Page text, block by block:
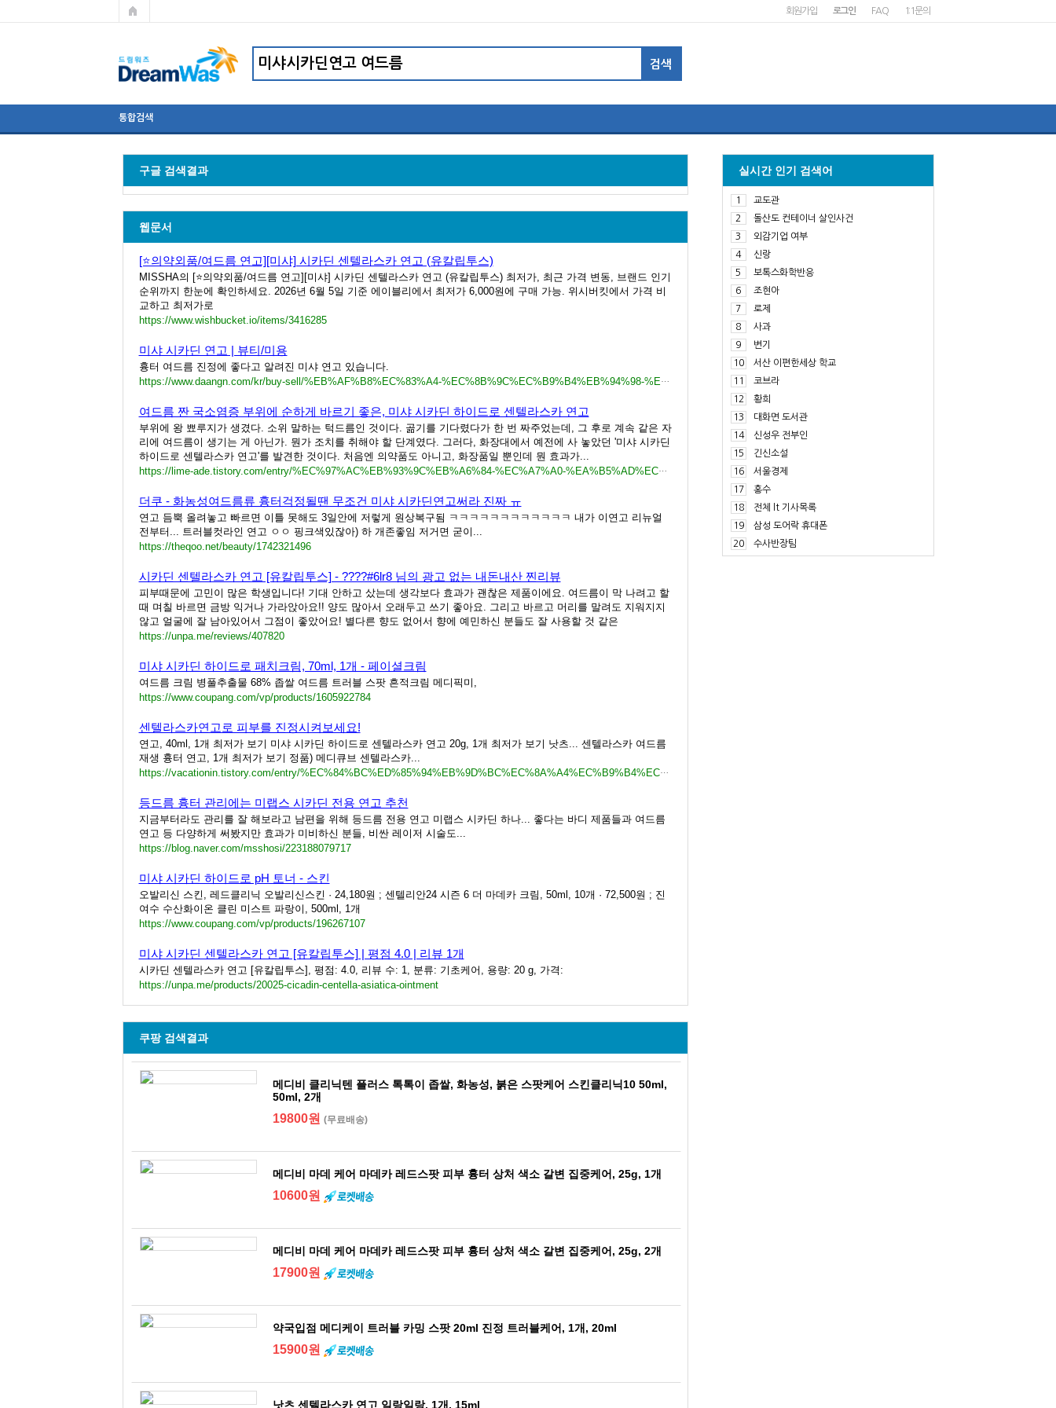
회원가입 로그인 FAQ 1:1문의
통합검색
실시간 인기 검색어
1
교도관
2
돌산도 컨테이너 살인사건
3
외감기업 여부
4
신랑
5
보톡스화학반응
6
조현아
7
로제
8
사과
9
변기
10
서산 이편한세상 학교
11
코브라
12
황희
13
대화면 도서관
14
신성우 전부인
15
긴신소설
16
서울경제
17
홍수
18
전체 lt 기사목록
19
삼성 도어락 휴대폰
20
수사반장팀
구글 검색결과
웹문서
[⭐의약외품/여드름 연고][미샤] 시카딘 센텔라스카 연고 (유칼립투스)
MISSHA의 [⭐의약외품/여드름 연고][미샤] 시카딘 센텔라스카 연고 (유칼립투스) 최저가, 최근 가격 변동, 브랜드 인기
순위까지 한눈에 확인하세요. 2026년 6월 5일 기준 에이블리에서 최저가 6,000원에 구매 가능. 위시버킷에서 가격 비
교하고 최저가로
https://www.wishbucket.io/items/3416285
미샤 시카딘 연고 | 뷰티/미용
흉터 여드름 진정에 좋다고 알려진 미샤 연고 있습니다.
https://www.daangn.com/kr/buy-sell/%EB%AF%B8%EC%83%A4-%EC%8B%9C%EC%B9%B4%EB%94%98-%EC%97%B0%EA%B3%A0-y5bpio1c43zc/
여드름 짠 국소염증 부위에 순하게 바르기 좋은, 미샤 시카딘 하이드로 센텔라스카 연고
부위에 왕 뾰루지가 생겼다. 소위 말하는 턱드름인 것이다. 곪기를 기다렸다가 한 번 짜주었는데, 그 후로 계속 같은 자
리에 여드름이 생기는 게 아닌가. 뭔가 조치를 취해야 할 단계였다. 그러다, 화장대에서 예전에 사 놓았던 '미샤 시카딘
하이드로 센텔라스카 연고'를 발견한 것이다. 처음엔 의약품도 아니고, 화장품일 뿐인데 뭔 효과가...
https://lime-ade.tistory.com/entry/%EC%97%AC%EB%93%9C%EB%A6%84-%EC%A7%A0-%EA%B5%AD%EC%86%8C%EC%97%BC%EC%A6%9D-%EB%B6%80%EC%9C%84%EC%97%90-%EC%88%9C%ED%95%98%EA%B2%8C-%EB%B0%94%EB%A5%B4%EA%B8%B0-%EC%A2%8B%EC%9D%80-%EB%AF%B8%EC%83%A4-%EC%8B%9C%EC%B9%B4%EB%94%98-%ED%95%98%EC%9D%B4%EB%93%9C%EB%A1%9C-%EC%84%BC%ED%85%94%EB%9D%BC%EC%8A%A4%EC%B9%B4-%EC%97%B0%EA%B3%A0
더쿠 - 화농성여드름류 흉터걱정될땐 무조건 미샤 시카딘연고써라 진짜 ㅠ
연고 듬뿍 올려놓고 빠르면 이틀 못해도 3일안에 저렇게 원상복구됨 ㅋㅋㅋㅋㅋㅋㅋㅋㅋㅋㅋㅋ 내가 이연고 리뉴얼
전부터... 트러블컷라인 연고 ㅇㅇ 핑크색있잖아) 하 개존좋임 저거면 굳이...
https://theqoo.net/beauty/1742321496
시카딘 센텔라스카 연고 [유칼립투스] - ????#6lr8 님의 광고 없는 내돈내산 찐리뷰
피부때문에 고민이 많은 학생입니다! 기대 안하고 샀는데 생각보다 효과가 괜찮은 제품이에요. 여드름이 막 나려고 할
때 며칠 바르면 금방 익거나 가라앉아요!! 양도 많아서 오래두고 쓰기 좋아요. 그리고 바르고 머리를 말려도 지워지지
않고 얼굴에 잘 남아있어서 그점이 좋았어요! 별다른 향도 없어서 향에 예민하신 분들도 잘 사용할 것 같은
https://unpa.me/reviews/407820
미샤 시카딘 하이드로 패치크림, 70ml, 1개 - 페이셜크림
여드름 크림 병풀추출물 68% 좁쌀 여드름 트러블 스팟 흔적크림 메디픽미,
https://www.coupang.com/vp/products/1605922784
센텔라스카연고로 피부를 진정시켜보세요!
연고, 40ml, 1개 최저가 보기 미샤 시카딘 하이드로 센텔라스카 연고 20g, 1개 최저가 보기 낫츠... 센텔라스카 여드름
재생 흉터 연고, 1개 최저가 보기 정품) 메디큐브 센텔라스카...
https://vacationin.tistory.com/entry/%EC%84%BC%ED%85%94%EB%9D%BC%EC%8A%A4%EC%B9%B4%EC%97%B0%EA%B3%A0%EB%A1%9C-%ED%94%BC%EB%B6%80%EB%A5%BC-%EC%A7%84%EC%A0%95%EC%8B%9C%EC%BC%9C%EB%B3%B4%EC%84%B8%EC%9A%94
등드름 흉터 관리에는 미랩스 시카딘 전용 연고 추천
지금부터라도 관리를 잘 해보라고 남편을 위해 등드름 전용 연고 미랩스 시카딘 하나... 좋다는 바디 제품들과 여드름
연고 등 다양하게 써봤지만 효과가 미비하신 분들, 비싼 레이저 시술도...
https://blog.naver.com/msshosi/223188079717
미샤 시카딘 하이드로 pH 토너 - 스킨
오발리신 스킨, 레드클리닉 오발리신스킨 · 24,180원 ; 센텔리안24 시즌 6 더 마데카 크림, 50ml, 10개 · 72,500원 ; 진
여수 수산화이온 클린 미스트 파랑이, 500ml, 1개
https://www.coupang.com/vp/products/196267107
미샤 시카딘 센텔라스카 연고 [유칼립투스] | 평점 4.0 | 리뷰 1개
시카딘 센텔라스카 연고 [유칼립투스], 평점: 4.0, 리뷰 수: 1, 분류: 기초케어, 용량: 20 g, 가격:
https://unpa.me/products/20025-cicadin-centella-asiatica-ointment
쿠팡 검색결과
메디비 클리닉텐 플러스 톡톡이 좁쌀, 화농성, 붉은 스팟케어 스킨클리닉10 50ml,
50ml, 2개
19800원 (무료배송)
메디비 마데 케어 마데카 레드스팟 피부 흉터 상처 색소 갈변 집중케어, 25g, 1개
10600원
메디비 마데 케어 마데카 레드스팟 피부 흉터 상처 색소 갈변 집중케어, 25g, 2개
17900원
약국입점 메디케이 트러블 카밍 스팟 20ml 진정 트러블케어, 1개, 20ml
15900원
낫츠 센텔라스카 연고 일랑일랑, 1개, 15ml